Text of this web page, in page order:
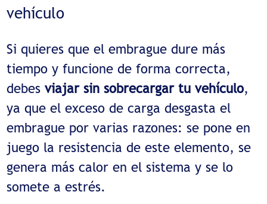
vehículo
Si quieres que el embrague dure más
tiempo y funcione de forma correcta,
debesviajar sin sobrecargar tu vehículo,
ya que el exceso de carga desgasta el
embrague por varias razones: se pone en
juego la resistencia de este elemento, se
genera más calor en el sistema y se lo
somete a estrés.